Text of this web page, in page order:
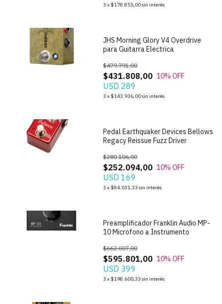
3 x $178.855,00sin interés
JHS Morning Glory V4 Overdrive
para Guitarra Electrica
$431.808,00
$479.791,00
10% OFF
USD 289
3 x $143.936,00sin interés
Pedal Earthquaker Devices Bellows
Regacy Reissue Fuzz Driver
$252.094,00
$280.106,00
10% OFF
USD 169
3 x $84.031,33 sin interés
Preamplificador Franklin Audio MP-
10 Microfono a Instrumento
$595.801,00
$662.007,00
10% OFF
USD 399
3 x $198.600,33 sin interés